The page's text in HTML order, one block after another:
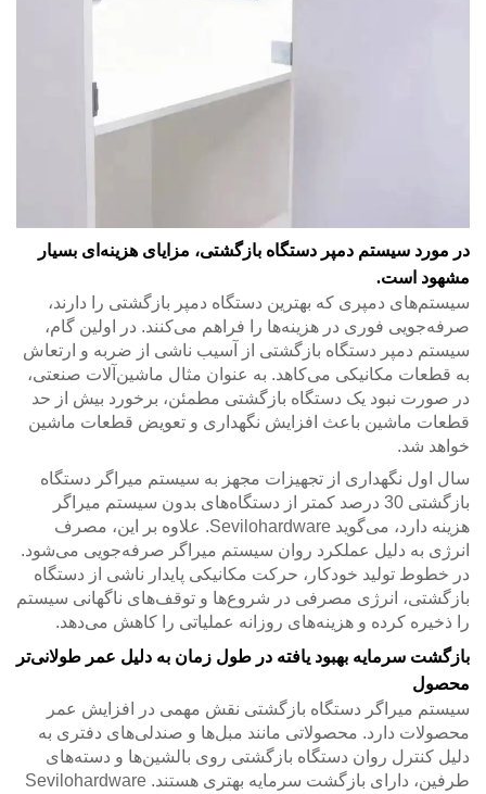
در مورد سیستم دمپر دستگاه بازگشتی، مزایای هزینه‌ای بسیار
مشهود است.
سیستم‌های دمپری که بهترین دستگاه دمپر بازگشتی را دارند،
صرفه‌جویی فوری در هزینه‌ها را فراهم می‌کنند. در اولین گام،
سیستم دمپر دستگاه بازگشتی از آسیب ناشی از ضربه و ارتعاش
به قطعات مکانیکی می‌کاهد. به عنوان مثال ماشین‌آلات صنعتی،
در صورت نبود یک دستگاه بازگشتی مطمئن، برخورد بیش از حد
قطعات ماشین باعث افزایش نگهداری و تعویض قطعات ماشین
خواهد شد.
سال اول نگهداری از تجهیزات مجهز به سیستم میراگر دستگاه
بازگشتی 30 درصد کمتر از دستگاه‌های بدون سیستم میراگر
هزینه دارد، می‌گوید Sevilohardware. علاوه بر این، مصرف
انرژی به دلیل عملکرد روان سیستم میراگر صرفه‌جویی می‌شود.
در خطوط تولید خودکار، حرکت مکانیکی پایدار ناشی از دستگاه
بازگشتی، انرژی مصرفی در شروع‌ها و توقف‌های ناگهانی سیستم
را ذخیره کرده و هزینه‌های روزانه عملیاتی را کاهش می‌دهد.
بازگشت سرمایه بهبود یافته در طول زمان به دلیل عمر طولانی‌تر
محصول
سیستم میراگر دستگاه بازگشتی نقش مهمی در افزایش عمر
محصولات دارد. محصولاتی مانند مبل‌ها و صندلی‌های دفتری به
دلیل کنترل روان دستگاه بازگشتی روی بالشین‌ها و دسته‌های
طرفین، دارای بازگشت سرمایه بهتری هستند. Sevilohardware